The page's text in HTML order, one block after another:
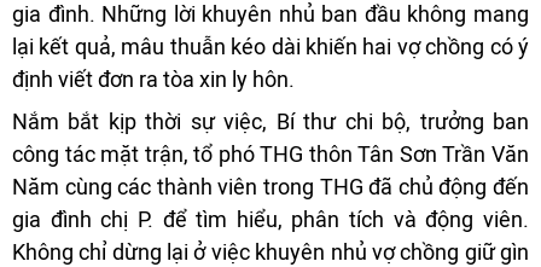
gia đình. Những lời khuyên nhủ ban đầu không mang
lại kết quả, mâu thuẫn kéo dài khiến hai vợ chồng có ý
định viết đơn ra tòa xin ly hôn.
Nắm bắt kịp thời sự việc, Bí thư chi bộ, trưởng ban
công tác mặt trận, tổ phó THG thôn Tân Sơn Trần Văn
Năm cùng các thành viên trong THG đã chủ động đến
gia đình chị P. để tìm hiểu, phân tích và động viên.
Không chỉ dừng lại ở việc khuyên nhủ vợ chồng giữ gìn